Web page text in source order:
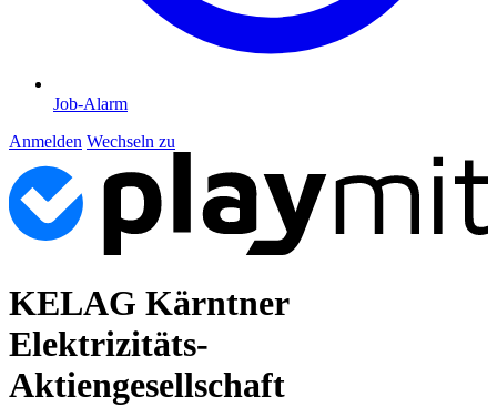
Job-Alarm
Anmelden Wechseln zu
KELAG Kärntner
Elektrizitäts-
Aktiengesellschaft